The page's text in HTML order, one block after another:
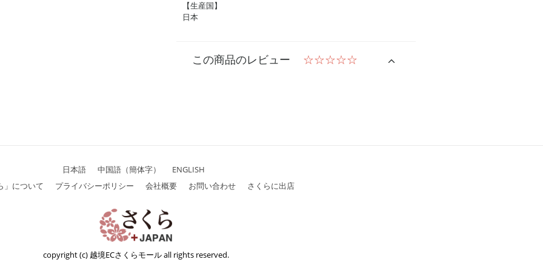
【生産国】
日本
この商品のレビュー ☆☆☆☆☆
日本語 中国語（簡体字）
ENGLISH
」について
プライバシーポリシー 会社概要 お問い合わせ さくらに出店
copyright (c) 越境ECさくらモール all rights reserved.